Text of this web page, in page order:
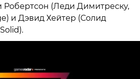
Робертсон (Леди Димитреску,
и Дэвид Хейтер (Солид